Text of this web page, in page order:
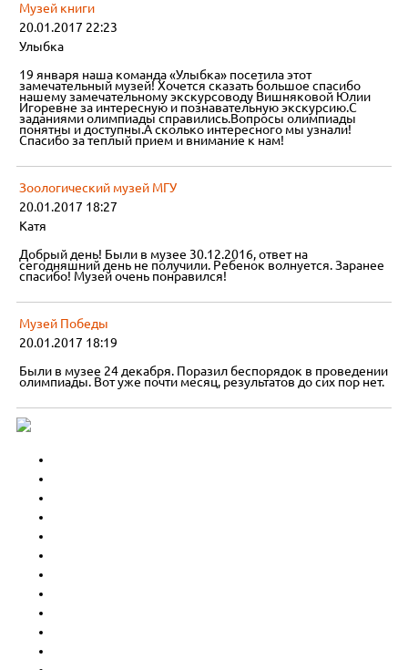
Музей книги
20.01.2017 22:23
Улыбка
19 января наша команда «Улыбка» посетила этот
замечательный музей! Хочется сказать большое спасибо
нашему замечательному экскурсоводу Вишняковой Юлии
Игоревне за интересную и познавательную экскурсию.С
заданиями олимпиады справились.Вопросы олимпиады
понятны и доступны.А сколько интересного мы узнали!
Спасибо за теплый прием и внимание к нам!
Зоологический музей МГУ
20.01.2017 18:27
Катя
Добрый день! Были в музее 30.12.2016, ответ на
сегодняшний день не получили. Ребенок волнуется. Заранее
спасибо! Музей очень понравился!
Музей Победы
20.01.2017 18:19
Были в музее 24 декабря. Поразил беспорядок в проведении
олимпиады. Вот уже почти месяц, результатов до сих пор нет.